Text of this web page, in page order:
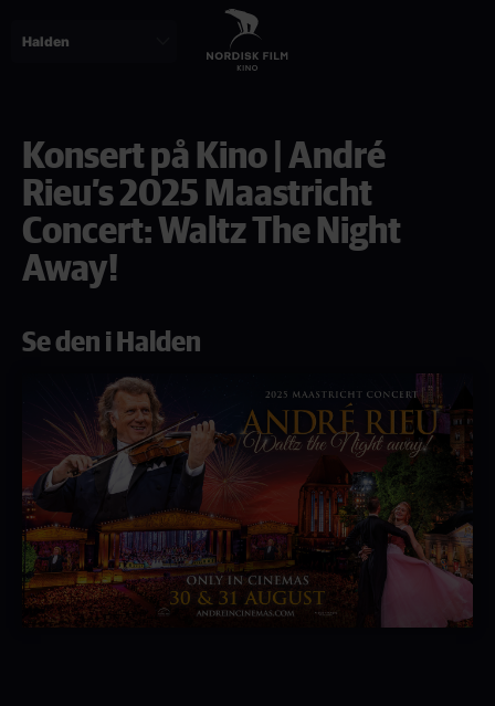
Konsert på Kino | André
Rieu’s 2025 Maastricht
Concert: Waltz The Night
Away!
Se den i Halden